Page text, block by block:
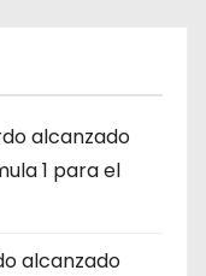
alcanzado
1 para el
alcanzado